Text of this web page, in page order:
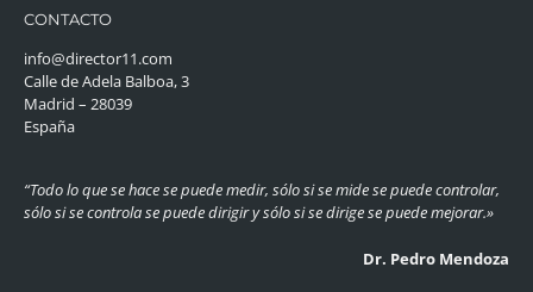
CONTACTO
info@director11.com
Calle de Adela Balboa, 3
Madrid – 28039
España
“Todo lo que se hace se puede medir, sólo si se mide se puede controlar,
sólo si se controla se puede dirigir y sólo si se dirige se puede mejorar.»
Dr. Pedro Mendoza